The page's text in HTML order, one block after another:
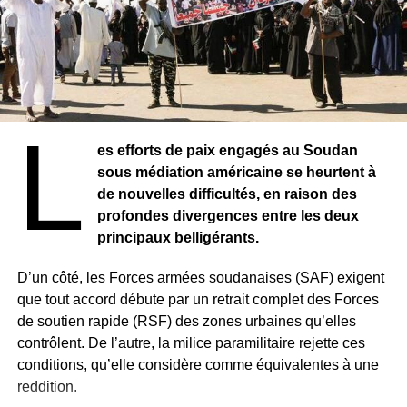
président et évoque un retour imminent au pays.
L
es efforts de paix engagés au Soudan
sous médiation américaine se heurtent à
de nouvelles difficultés, en raison des
profondes divergences entre les deux
principaux belligérants.
D’un côté, les Forces armées soudanaises (SAF) exigent
que tout accord débute par un retrait complet des Forces
de soutien rapide (RSF) des zones urbaines qu’elles
contrôlent. De l’autre, la milice paramilitaire rejette ces
conditions, qu’elle considère comme équivalentes à une
reddition.